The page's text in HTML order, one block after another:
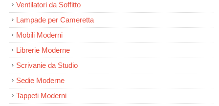
Ventilatori da Soffitto
Lampade per Cameretta
Mobili Moderni
Librerie Moderne
Scrivanie da Studio
Sedie Moderne
Tappeti Moderni